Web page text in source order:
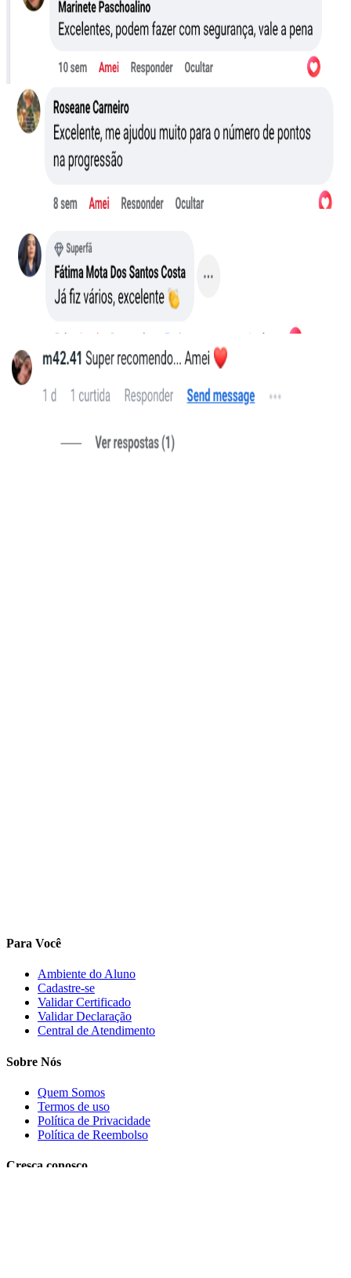
Para Você
Ambiente do Aluno
Cadastre-se
Validar Certificado
Validar Declaração
Central de Atendimento
Sobre Nós
Quem Somos
Termos de uso
Política de Privacidade
Política de Reembolso
Cresça conosco